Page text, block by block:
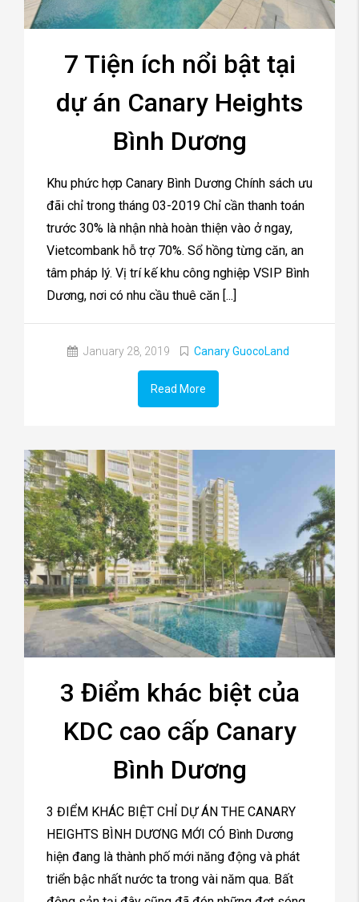
7 Tiện ích nổi bật tại
dự án Canary Heights
Bình Dương
Khu phức hợp Canary Bình Dương Chính sách ưu
đãi chỉ trong tháng 03-2019 Chỉ cần thanh toán
trước 30% là nhận nhà hoàn thiện vào ở ngay,
Vietcombank hỗ trợ 70%. Sổ hồng từng căn, an
tâm pháp lý. Vị trí kế khu công nghiệp VSIP Bình
Dương, nơi có nhu cầu thuê căn [...]
January 28, 2019 Canary GuocoLand
Read More
3 Điểm khác biệt của
KDC cao cấp Canary
Bình Dương
3 ĐIỂM KHÁC BIỆT CHỈ DỰ ÁN THE CANARY
HEIGHTS BÌNH DƯƠNG MỚI CÓ Bình Dương
hiện đang là thành phố mới năng động và phát
triển bậc nhất nước ta trong vài năm qua. Bất